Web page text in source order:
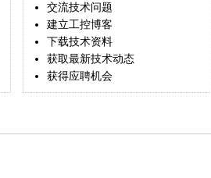
交流技术问题
建立工控博客
下载技术资料
获取最新技术动态
获得应聘机会